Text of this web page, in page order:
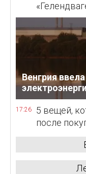
Венгрия
17:26
5 вещей,
после